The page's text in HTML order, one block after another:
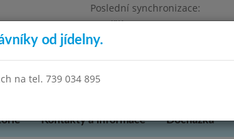
Poslední synchronizace:
Pondělí 13.7.2026 12:03
okres Mělník
Kontakty a informace Docházka
od jídelny.
na tel. 739 034 895